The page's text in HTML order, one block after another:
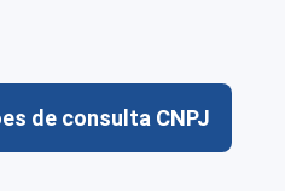
de consulta CNPJ